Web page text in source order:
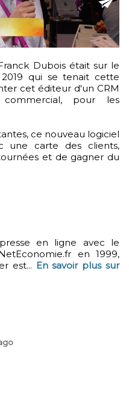
qui se tenait cette
cet éditeur d'un CRM
pour les
ce nouveau logiciel
une carte des clients,
et de gagner du
en ligne avec le
en 1999,
est... En savoir plus sur